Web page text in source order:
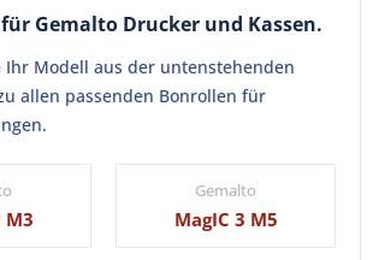
Gemalto Drucker und Kassen.
Ihr Modell aus der untenstehenden
allen passenden Bonrollen für
M3
Gemalto
MagIC 3 M5